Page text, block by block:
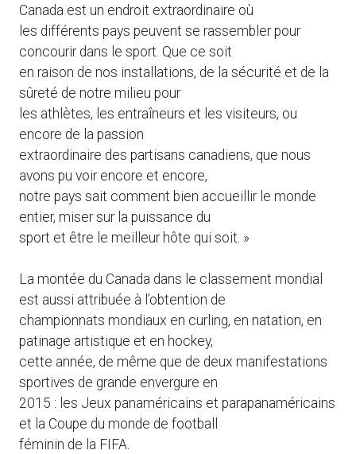
Canada est un endroit extraordinaire où
les différents pays peuvent se rassembler pour
concourir dans le sport. Que ce soit
en raison de nos installations, de la sécurité et de la
sûreté de notre milieu pour
les athlètes, les entraîneurs et les visiteurs, ou
encore de la passion
extraordinaire des partisans canadiens, que nous
avons pu voir encore et encore,
notre pays sait comment bien accueillir le monde
entier, miser sur la puissance du
sport et être le meilleur hôte qui soit. »
La montée du Canada dans le classement mondial
est aussi attribuée à l’obtention de
championnats mondiaux en curling, en natation, en
patinage artistique et en hockey,
cette année, de même que de deux manifestations
sportives de grande envergure en
2015 : les Jeux panaméricains et parapanaméricains
et la Coupe du monde de football
féminin de la FIFA.